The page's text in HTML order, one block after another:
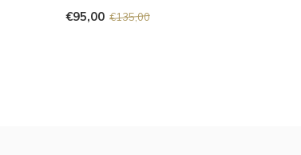
€95,00 €135,00